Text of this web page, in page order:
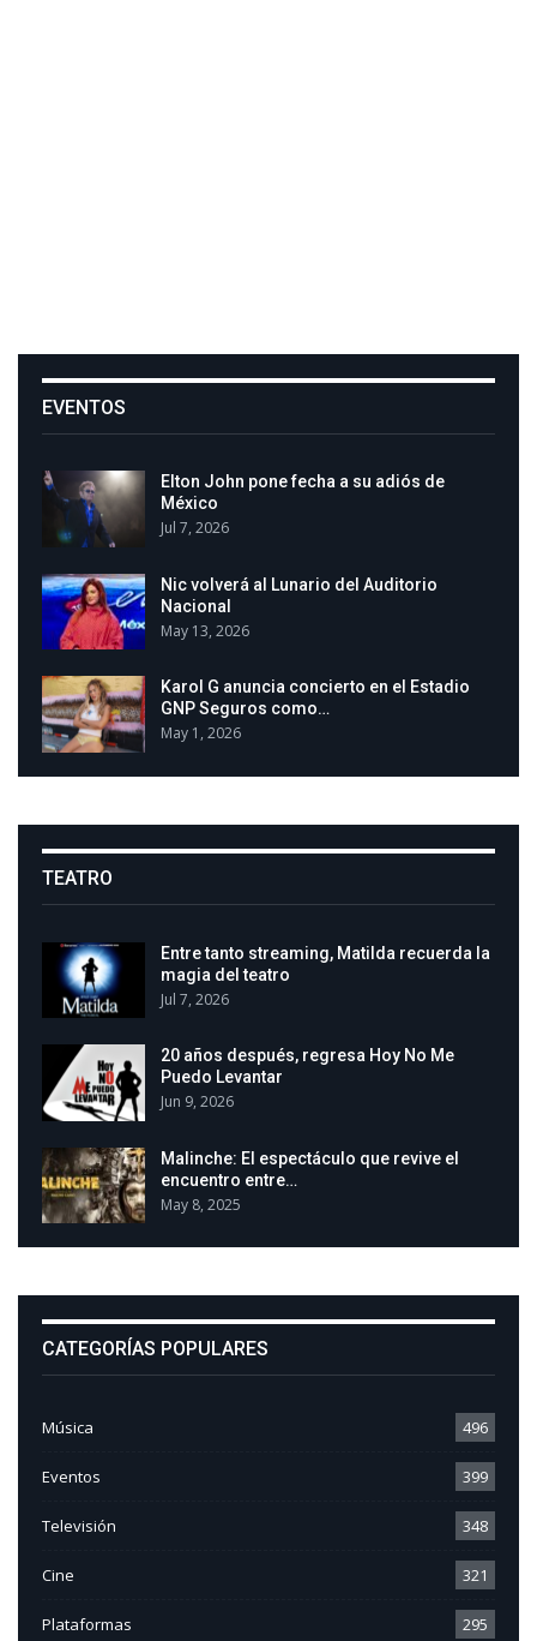
EVENTOS
Elton John pone fecha a su adiós de
México
Jul 7, 2026
Nic volverá al Lunario del Auditorio
Nacional
May 13, 2026
Karol G anuncia concierto en el Estadio
GNP Seguros como…
May 1, 2026
TEATRO
Entre tanto streaming, Matilda recuerda la
magia del teatro
Jul 7, 2026
20 años después, regresa Hoy No Me
Puedo Levantar
Jun 9, 2026
Malinche: El espectáculo que revive el
encuentro entre…
May 8, 2025
CATEGORÍAS POPULARES
Música 496
Eventos 399
Televisión 348
Cine 321
Plataformas 295